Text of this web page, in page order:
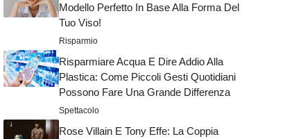
Modello Perfetto In Base Alla Forma Del
Tuo Viso!
Risparmio
Risparmiare Acqua E Dire Addio Alla
Plastica: Come Piccoli Gesti Quotidiani
Possono Fare Una Grande Differenza
Spettacolo
Rose Villain E Tony Effe: La Coppia